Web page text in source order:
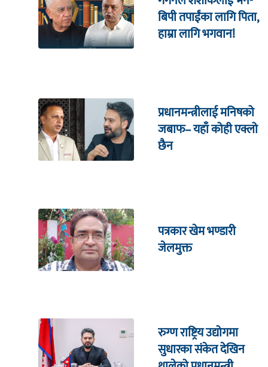
बिपी तपाईंका लागि पिता,
हाम्रा लागि भगवान!
प्रधानमन्त्रीलाई मनिषको
जबाफ– यहाँ कोही एक्लो
छैन
पत्रकार खेम भण्डारी
जेलमुक्त
रुग्ण राष्ट्रिय उद्योगमा
सुधारका संकेत देखिन